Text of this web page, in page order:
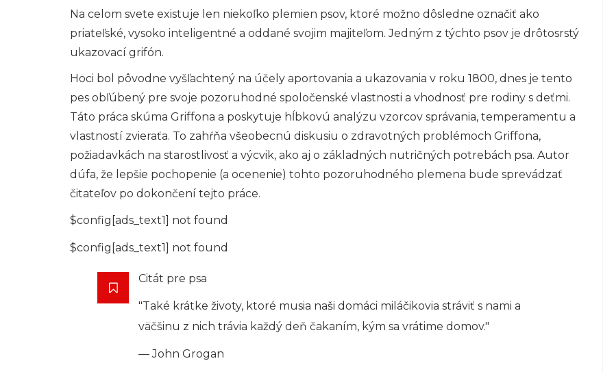
Na celom svete existuje len niekoľko plemien psov, ktoré možno dôsledne označiť ako
priateľské, vysoko inteligentné a oddané svojim majiteľom. Jedným z týchto psov je drôtosrstý
ukazovací grifón.
Hoci bol pôvodne vyšľachtený na účely aportovania a ukazovania v roku 1800, dnes je tento
pes obľúbený pre svoje pozoruhodné spoločenské vlastnosti a vhodnosť pre rodiny s deťmi.
Táto práca skúma Griffona a poskytuje hĺbkovú analýzu vzorcov správania, temperamentu a
vlastností zvieraťa. To zahŕňa všeobecnú diskusiu o zdravotných problémoch Griffona,
požiadavkách na starostlivosť a výcvik, ako aj o základných nutričných potrebách psa. Autor
dúfa, že lepšie pochopenie (a ocenenie) tohto pozoruhodného plemena bude sprevádzať
čitateľov po dokončení tejto práce.
$config[ads_text1] not found
$config[ads_text1] not found
Citát pre psa
"Také krátke životy, ktoré musia naši domáci miláčikovia stráviť s nami a
väčšinu z nich trávia každý deň čakaním, kým sa vrátime domov."
— John Grogan